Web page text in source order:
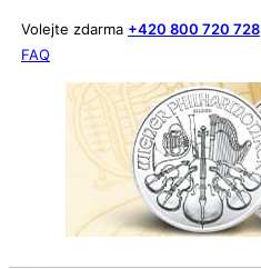
Volejte zdarma +420 800 720 728
FAQ